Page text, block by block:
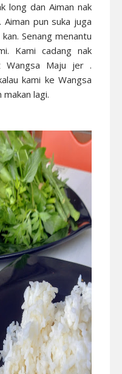
long dan Aiman nak
Aiman pun suka juga
Senang menantu
Kami cadang nak
Wangsa Maju jer .
kami ke Wangsa
lagi.